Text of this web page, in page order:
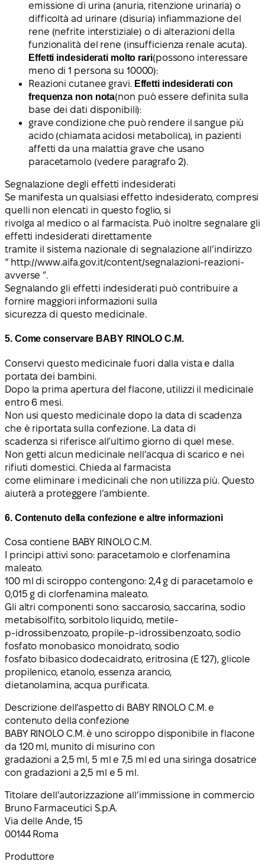
emissione di urina (anuria, ritenzione urinaria) o
difficoltà ad urinare (disuria) infiammazione del
rene (nefrite interstiziale) o di alterazioni della
funzionalità del rene (insufficienza renale acuta).
Effetti indesiderati molto rari(possono interessare
meno di 1 persona su 10000):
Reazioni cutanee gravi. Effetti indesiderati con
frequenza non nota(non può essere definita sulla
base dei dati disponibili):
grave condizione che può rendere il sangue più
acido (chiamata acidosi metabolica), in pazienti
affetti da una malattia grave che usano
paracetamolo (vedere paragrafo 2).
Segnalazione degli effetti indesiderati
Se manifesta un qualsiasi effetto indesiderato, compresi
quelli non elencati in questo foglio, si
rivolga al medico o al farmacista. Può inoltre segnalare gli
effetti indesiderati direttamente
tramite il sistema nazionale di segnalazione all’indirizzo
“ http://www.aifa.gov.it/content/segnalazioni-reazioni-
avverse ”.
Segnalando gli effetti indesiderati può contribuire a
fornire maggiori informazioni sulla
sicurezza di questo medicinale.
5. Come conservare BABY RINOLO C.M.
Conservi questo medicinale fuori dalla vista e dalla
portata dei bambini.
Dopo la prima apertura del flacone, utilizzi il medicinale
entro 6 mesi.
Non usi questo medicinale dopo la data di scadenza
che è riportata sulla confezione. La data di
scadenza si riferisce all’ultimo giorno di quel mese.
Non getti alcun medicinale nell’acqua di scarico e nei
rifiuti domestici. Chieda al farmacista
come eliminare i medicinali che non utilizza più. Questo
aiuterà a proteggere l’ambiente.
6. Contenuto della confezione e altre informazioni
Cosa contiene BABY RINOLO C.M.
I principi attivi sono: paracetamolo e clorfenamina
maleato.
100 ml di sciroppo contengono: 2,4 g di paracetamolo e
0,015 g di clorfenamina maleato.
Gli altri componenti sono: saccarosio, saccarina, sodio
metabisolfito, sorbitolo liquido, metile-
p-idrossibenzoato, propile-p-idrossibenzoato, sodio
fosfato monobasico monoidrato, sodio
fosfato bibasico dodecaidrato, eritrosina (E 127), glicole
propilenico, etanolo, essenza arancio,
dietanolamina, acqua purificata.
Descrizione dell’aspetto di BABY RINOLO C.M. e
contenuto della confezione
BABY RINOLO C.M. è uno sciroppo disponibile in flacone
da 120 ml, munito di misurino con
gradazioni a 2,5 ml, 5 ml e 7,5 ml ed una siringa dosatrice
con gradazioni a 2,5 ml e 5 ml.
Titolare dell’autorizzazione all’immissione in commercio
Bruno Farmaceutici S.p.A.
Via delle Ande, 15
00144 Roma
Produttore